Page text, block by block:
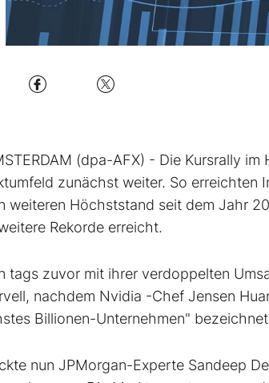
(dpa-AFX) - Die Kursrally
zunächst weiter. So erreichten
weiteren Höchststand seit dem Jahr
Rekorde erreicht.
tags zuvor mit ihrer verdoppelten
nachdem Nvidia -Chef Jensen
Billionen-Unternehmen"
nun JPMorgan-Experte Sandeep